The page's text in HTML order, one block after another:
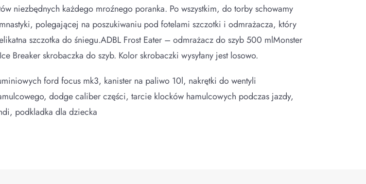
niezbędnych każdego mroźnego poranka. Po wszystkim, do torby schowamy
polegającej na poszukiwaniu pod fotelami szczotki i odmrażacza, który
szczotka do śniegu.ADBL Frost Eater – odmrażacz do szyb 500 mlMonster
Breaker skrobaczka do szyb. Kolor skrobaczki wysyłany jest losowo.
ford focus mk3, kanister na paliwo 10l, nakrętki do wentyli
dodge caliber części, tarcie klocków hamulcowych podczas jazdy,
podkladka dla dziecka